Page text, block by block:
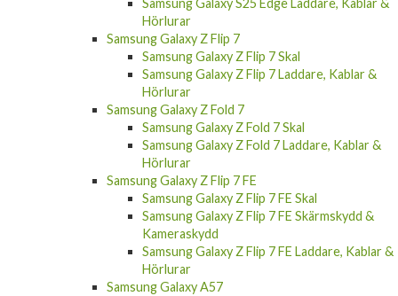
Hörlurar
Samsung Galaxy Z Flip 7
Samsung Galaxy Z Flip 7 Skal
Samsung Galaxy Z Flip 7 Laddare, Kablar &
Hörlurar
Samsung Galaxy Z Fold 7
Samsung Galaxy Z Fold 7 Skal
Samsung Galaxy Z Fold 7 Laddare, Kablar &
Hörlurar
Samsung Galaxy Z Flip 7 FE
Samsung Galaxy Z Flip 7 FE Skal
Samsung Galaxy Z Flip 7 FE Skärmskydd &
Kameraskydd
Samsung Galaxy Z Flip 7 FE Laddare, Kablar &
Hörlurar
Samsung Galaxy A57
Samsung Galaxy A57 Fodral